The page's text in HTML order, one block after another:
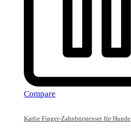
Compare
Karlie Finger-Zahnbürstenset für Hunde